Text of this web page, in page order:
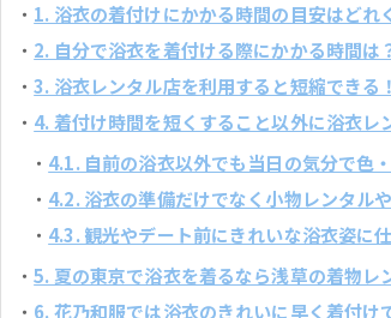
1. 浴衣の着付けにかかる時間の目安はどれ
2. 自分で浴衣を着付ける際にかかる時間は
3. 浴衣レンタル店を利用すると短縮できる
4. 着付け時間を短くすること以外に浴衣レ
4.1. 自前の浴衣以外でも当日の気分で色
4.2. 浴衣の準備だけでなく小物レンタル
4.3. 観光やデート前にきれいな浴衣姿に
5. 夏の東京で浴衣を着るなら浅草の着物
6. 花乃和服では浴衣のきれいに早く着付